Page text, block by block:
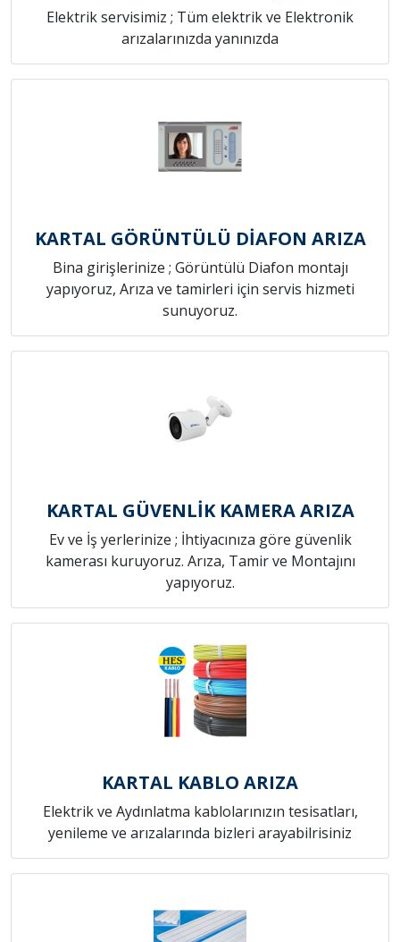
Elektrik servisimiz ; Tüm elektrik ve Elektronik
arızalarınızda yanınızda
KARTAL GÖRÜNTÜLÜ DİAFON ARIZA
Bina girişlerinize ; Görüntülü Diafon montajı
yapıyoruz, Arıza ve tamirleri için servis hizmeti
sunuyoruz.
KARTAL GÜVENLİK KAMERA ARIZA
Ev ve İş yerlerinize ; İhtiyacınıza göre güvenlik
kamerası kuruyoruz. Arıza, Tamir ve Montajını
yapıyoruz.
KARTAL KABLO ARIZA
Elektrik ve Aydınlatma kablolarınızın tesisatları,
yenileme ve arızalarında bizleri arayabilrisiniz